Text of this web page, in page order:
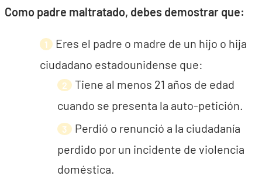
Como padre maltratado, debes demostrar que:
Eres el padre o madre de un hijo o hija
ciudadano estadounidense que:
Tiene al menos 21 años de edad
cuando se presenta la auto-petición.
Perdió o renunció a la ciudadanía
perdido por un incidente de violencia
doméstica.